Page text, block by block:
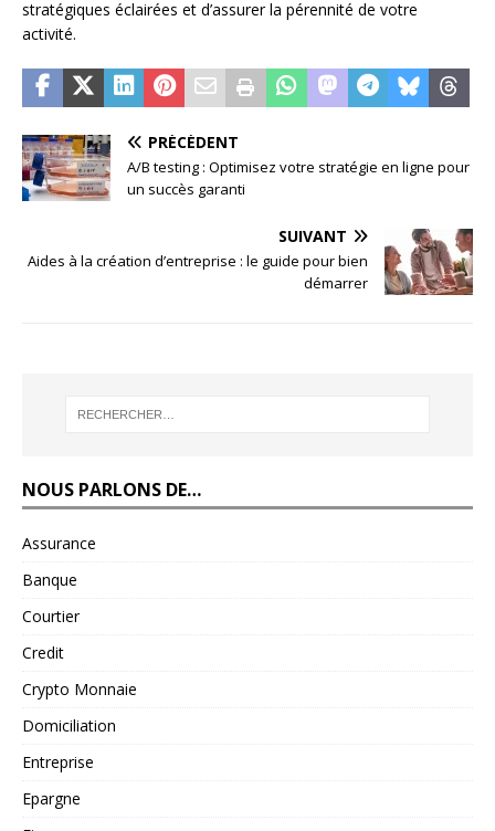
stratégiques éclairées et d’assurer la pérennité de votre
activité.
PRÉCÉDENT
A/B testing : Optimisez votre stratégie en ligne pour
un succès garanti
SUIVANT
Aides à la création d’entreprise : le guide pour bien
démarrer
NOUS PARLONS DE…
Assurance
Banque
Courtier
Credit
Crypto Monnaie
Domiciliation
Entreprise
Epargne